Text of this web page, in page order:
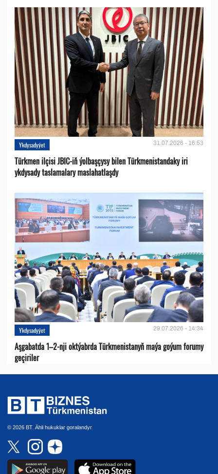
Ykdysadyýet 31.07.2026 - 16:53
Türkmen ilçisi JBIC-iň ýolbaşçysy bilen Türkmenistandaky iri
ykdysady taslamalary maslahatlaşdy
Ykdysadyýet 29.07.2026 - 14:34
Aşgabatda 1–2-nji oktýabrda Türkmenistanyň maýa goýum forumy
geçiriler
© 2026 BT. Ähli hukuklar goralandyr.